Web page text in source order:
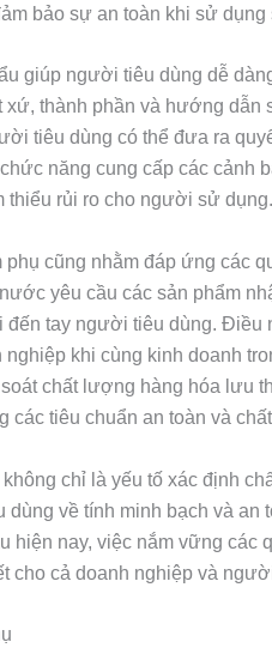
bảo sự an toàn khi sử dụng
giúp người tiêu dùng dễ
xứ, thành phần và hướng
tiêu dùng có thể đưa ra
năng cung cấp các cảnh
thiểu rủi ro cho người sử dụng.
phụ cũng nhằm đáp ứng các
yêu cầu các sản phẩm
tay người tiêu dùng. Điều
khi cùng kinh doanh
chất lượng hàng hóa lưu
các tiêu chuẩn an toàn và
chỉ là yếu tố xác định
về tính minh bạch và an
hiện nay, việc nắm vững các
cho cả doanh nghiệp và